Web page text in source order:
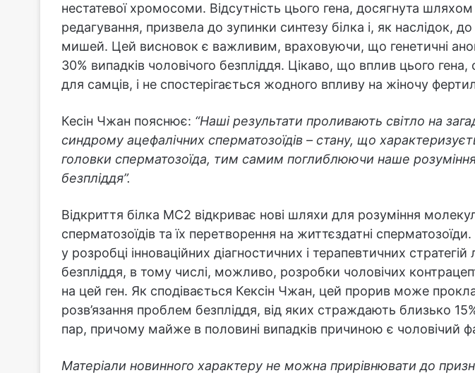
нестатевої хромосоми. Відсутність цього гена, досягнута шляхом
редагування, призвела до зупинки синтезу білка і, як наслідок,
мишей. Цей висновок є важливим, враховуючи, що генетичні
30% випадків чоловічого безпліддя. Цікаво, що вплив цього
для самців, і не спостерігається жодного впливу на жіночу
Кесін Чжан пояснює: “Наші результати проливають світло на
синдрому ацефалічних сперматозоїдів – стану, що
головки сперматозоїда, тим самим поглиблюючи наше
безпліддя”.
Відкриття білка MC2 відкриває нові шляхи для розуміння
сперматозоїдів та їх перетворення на життєздатні
у розробці інноваційних діагностичних і терапевтичних стратегій
безпліддя, в тому числі, можливо, розробки чоловічих
на цей ген. Як сподівається Кексін Чжан, цей прорив може
розв’язання проблем безпліддя, від яких страждають близько
пар, причому майже в половині випадків причиною є чоловічий
Матеріали новинного характеру не можна прирівнювати до